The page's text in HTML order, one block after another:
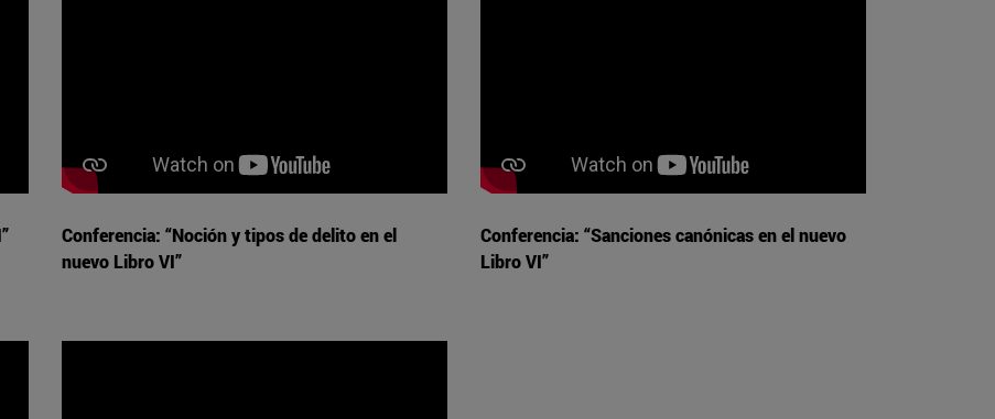
Conferencia: “Noción y tipos de delito en el
nuevo Libro VI”
Conferencia: “Sanciones canónicas en el nuevo
Libro VI”